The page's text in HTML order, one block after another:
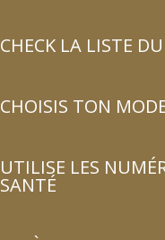
CHECK LA LISTE
CHOISIS TON
UTILISE LES
SANTÉ